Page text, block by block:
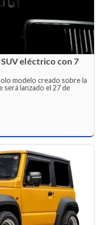
SUV eléctrico con 7
modelo creado sobre la
será lanzado el 27 de